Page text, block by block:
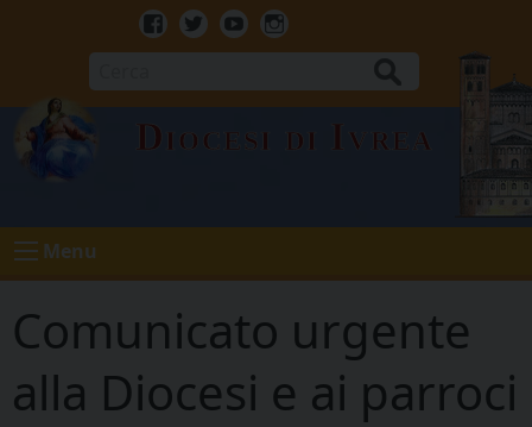
Facebook
TwitterYoutubeInstagram
Diocesi di Ivrea
Menu
Comunicato urgente
alla Diocesi e ai parroci